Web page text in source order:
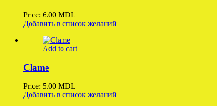
Price: 6.00 MDL
Добавить в список желаний
Add to cart
Clame
Price: 5.00 MDL
Добавить в список желаний